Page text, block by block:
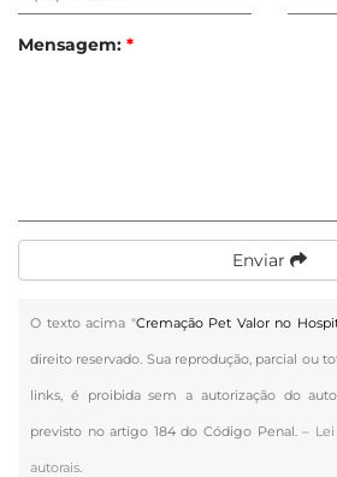
Mensagem: *
Enviar
O texto acima "Cremação Pet Valor no
direito reservado. Sua reprodução, parcial ou
links, é proibida sem a autorização do
previsto no artigo 184 do Código Penal. –
autorais.